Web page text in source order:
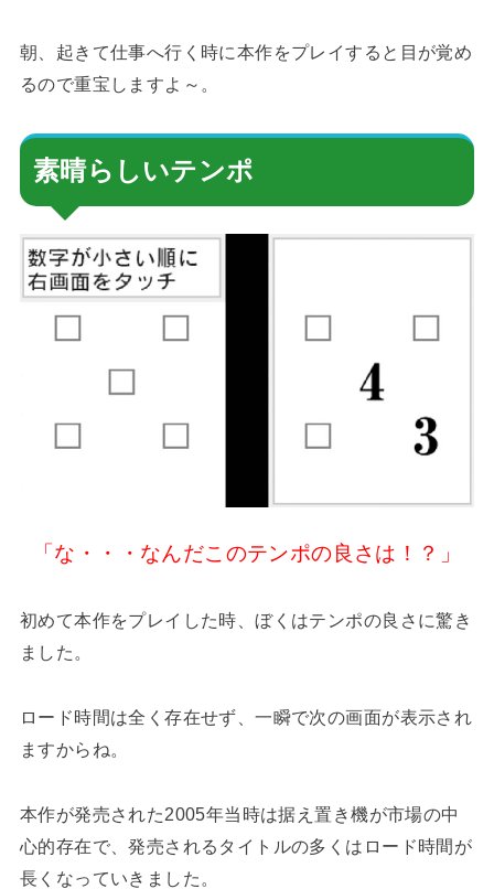
朝、起きて仕事へ行く時に本作をプレイすると目が覚め
るので重宝しますよ～。
素晴らしいテンポ
「な・・・なんだこのテンポの良さは！？」
初めて本作をプレイした時、ぼくはテンポの良さに驚き
ました。
ロード時間は全く存在せず、一瞬で次の画面が表示され
ますからね。
本作が発売された2005年当時は据え置き機が市場の中
心的存在で、発売されるタイトルの多くはロード時間が
長くなっていきました。